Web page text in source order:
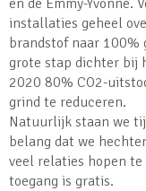
installaties geheel
brandstof naar 100%
grote stap dichter bij
2020 80% CO2-
grind te reduceren.
Natuurlijk staan we
belang dat we
veel relaties hopen te
toegang is gratis.